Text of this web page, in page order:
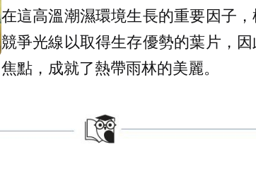
在這高溫潮濕環境生長的重要因子
競爭光線以取得生存優勢的葉片，
焦點，成就了熱帶雨林的美麗。